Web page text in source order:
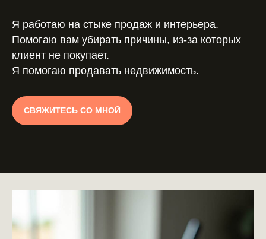
Я работаю на стыке продаж и интерьера.
Помогаю вам убирать причины, из-за которых
клиент не покупает.
Я помогаю продавать недвижимость.
СВЯЖИТЕСЬ СО МНОЙ